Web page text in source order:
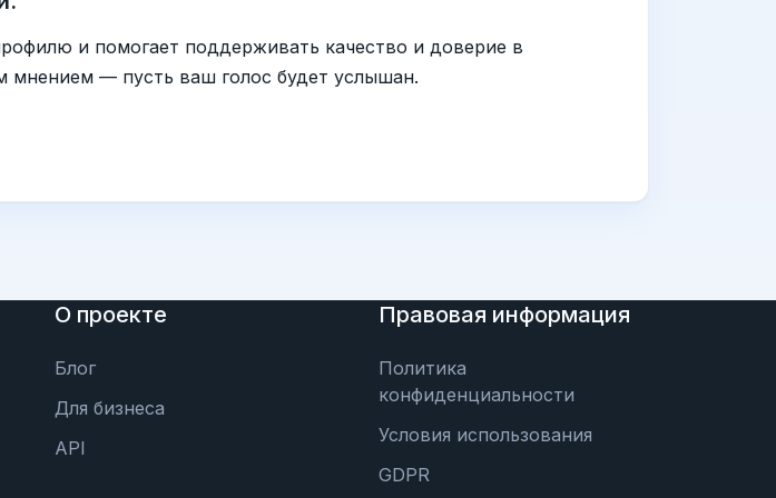
и помогает поддерживать качество и доверие в
мнением — пусть ваш голос будет услышан.
О проекте
Блог
Для бизнеса
API
Правовая информация
Политика
конфиденциальности
Условия использования
GDPR